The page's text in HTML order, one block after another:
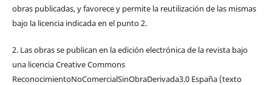
obras publicadas, y favorece y permite la reutilización de las mismas
bajo la licencia indicada en el punto 2.
2. Las obras se publican en la edición electrónica de la revista bajo
una licencia Creative Commons
ReconocimientoNoComercialSinObraDerivada3.0 España (texto